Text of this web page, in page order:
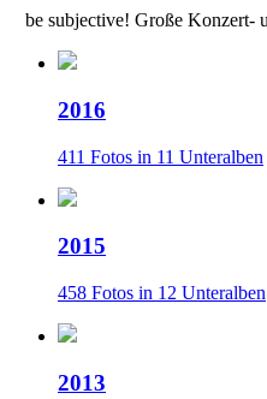
be subjective! Große Konzert-
2016
411 Fotos in 11 Unteralben
2015
458 Fotos in 12 Unteralben
2013